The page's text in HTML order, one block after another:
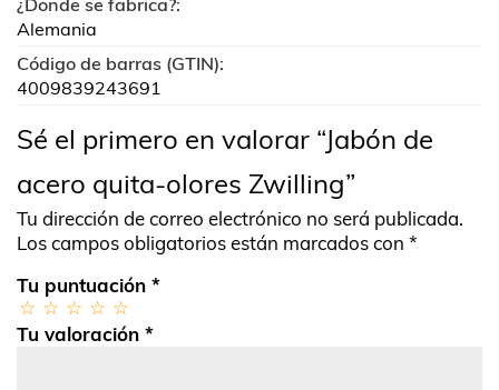
¿Donde se fabrica?:
Alemania
Código de barras (GTIN):
4009839243691
Sé el primero en valorar “Jabón de
acero quita-olores Zwilling”
Tu dirección de correo electrónico no será publicada.
Los campos obligatorios están marcados con *
Tu puntuación *
Tu valoración *